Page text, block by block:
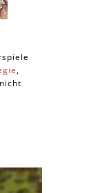
,